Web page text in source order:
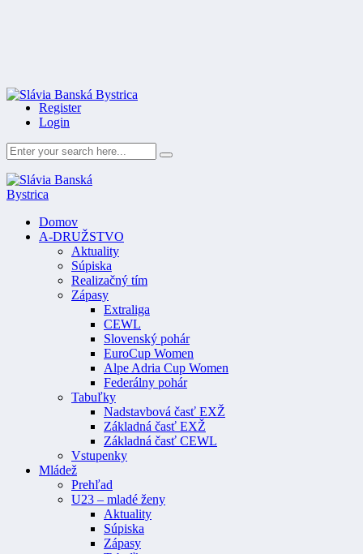
Register
Login
Domov
A-DRUŽSTVO
Aktuality
Súpiska
Realizačný tím
Zápasy
Extraliga
CEWL
Slovenský pohár
EuroCup Women
Alpe Adria Cup Women
Federálny pohár
Tabuľky
Nadstavbová časť EXŽ
Základná časť EXŽ
Základná časť CEWL
Vstupenky
Mládež
Prehľad
U23 – mladé ženy
Aktuality
Súpiska
Zápasy